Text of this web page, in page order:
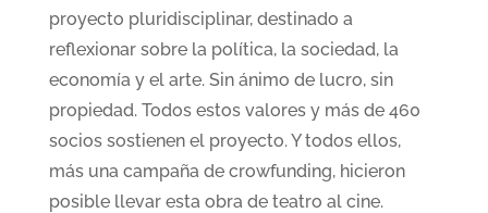
proyecto pluridisciplinar, destinado a
reflexionar sobre la política, la sociedad, la
economía y el arte. Sin ánimo de lucro, sin
propiedad. Todos estos valores y más de 460
socios sostienen el proyecto. Y todos ellos,
más una campaña de crowfunding, hicieron
posible llevar esta obra de teatro al cine.